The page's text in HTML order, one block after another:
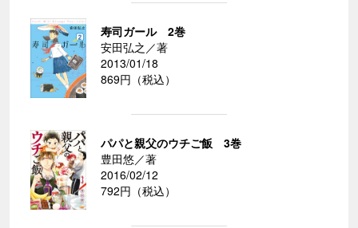
寿司ガール 2巻
安田弘之／著
2013/01/18
869円（税込）
パパと親父のウチご飯 3巻
豊田悠／著
2016/02/12
792円（税込）